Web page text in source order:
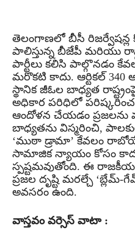
తెలంగాణలో బీసీ రిజర్వేషన్ల
పాలిస్తున్న బీజేపీ మరియు
పార్టీలు కలిసి పాల్గొనడం
మరొకటి కాదు. ఆర్టికల్ 340
స్థానిక జీఓల బాధ్యత
అధికార పరిధిలో
ఆందోళన చేయడం ప్రజలను
బాధ్యతను విస్మరించి,
‘ముఠా డ్రామా’ కేవలం
సామాజిక న్యాయం కోసం
స్పష్టమవుతోంది. ఈ
ప్రజల దృష్టి మరల్చే
అవసరం ఉంది.
వాస్తవం వర్సెస్ వాటా :